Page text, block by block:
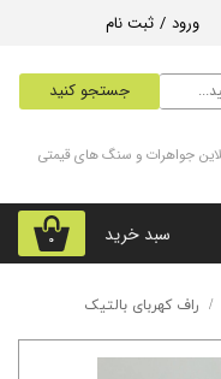
جستجو کنید
ورود / ثبت نام
۰ سبد خرید
جواهرات و سنگ های قیمتی
راف کهربای بالتیک